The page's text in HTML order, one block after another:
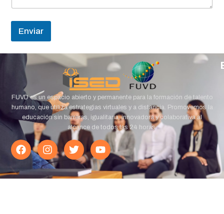
Enviar
FUVD es un espacio abierto y permanente para la formación de talento
humano, que utiliza estrategias virtuales y a distancia. Promovemos la
educación sin barreras, igualitaria, innovadora y colaborativa al
alcance de todos las 24 horas.